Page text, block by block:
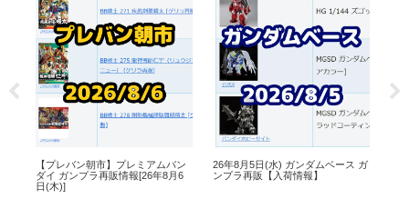
【プレバン朝市】プレミアムバン
ダイ ガンプラ再販情報[26年8月6
日(木)]
26年8月5日(水) ガンダムベース ガ
ンプラ再販【入荷情報】